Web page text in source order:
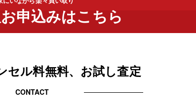
申込みはこちら
セル料無料、お試し査定
CONTACT